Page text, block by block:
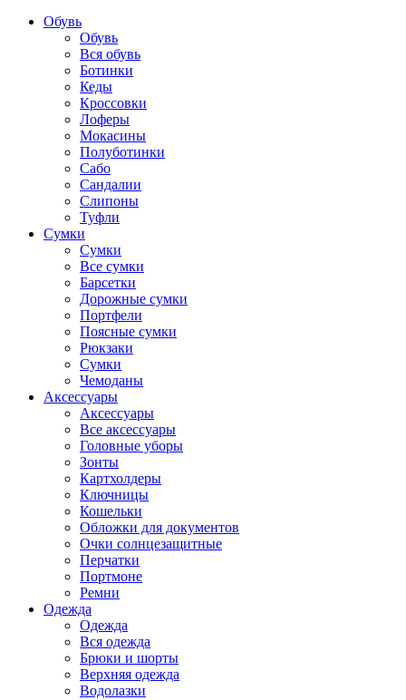
Обувь
Обувь
Вся обувь
Ботинки
Кеды
Кроссовки
Лоферы
Мокасины
Полуботинки
Сабо
Сандалии
Слипоны
Туфли
Сумки
Сумки
Все сумки
Барсетки
Дорожные сумки
Портфели
Поясные сумки
Рюкзаки
Сумки
Чемоданы
Аксессуары
Аксессуары
Все аксессуары
Головные уборы
Зонты
Картхолдеры
Ключницы
Кошельки
Обложки для документов
Очки солнцезащитные
Перчатки
Портмоне
Ремни
Одежда
Одежда
Вся одежда
Брюки и шорты
Верхняя одежда
Водолазки